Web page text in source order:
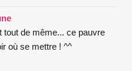
tout de même... ce pauvre
où se mettre ! ^^